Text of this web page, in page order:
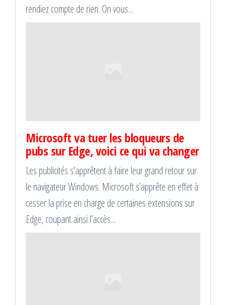
rendiez compte de rien. On vous…
Microsoft va tuer les bloqueurs de
pubs sur Edge, voici ce qui va changer
Les publicités s’apprêtent à faire leur grand retour sur
le navigateur Windows. Microsoft s’apprête en effet à
cesser la prise en charge de certaines extensions sur
Edge, coupant ainsi l’accès…